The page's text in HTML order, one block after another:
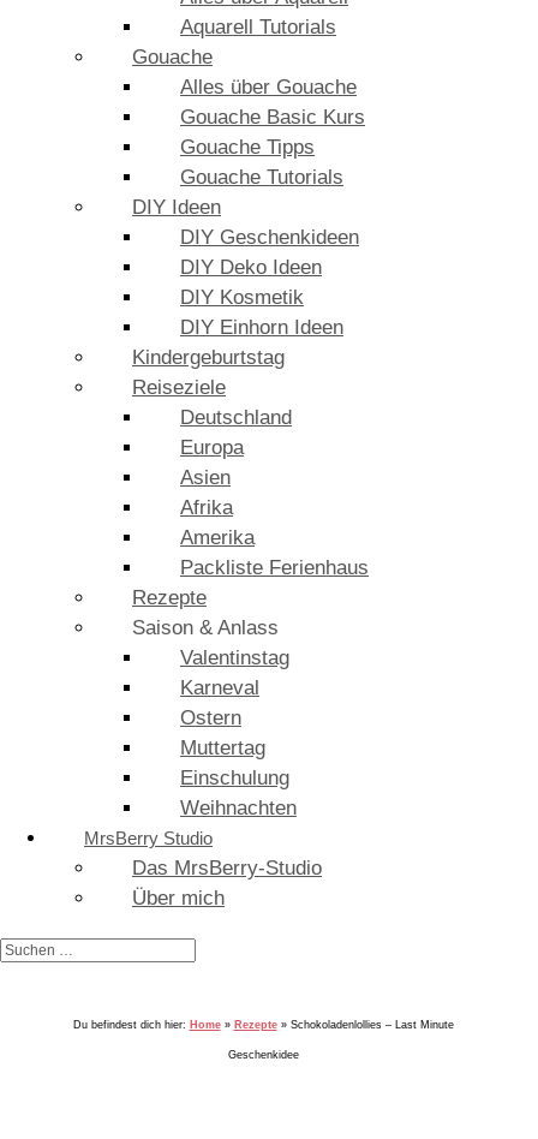
Aquarell Tutorials
Gouache
Alles über Gouache
Gouache Basic Kurs
Gouache Tipps
Gouache Tutorials
DIY Ideen
DIY Geschenkideen
DIY Deko Ideen
DIY Kosmetik
DIY Einhorn Ideen
Kindergeburtstag
Reiseziele
Deutschland
Europa
Asien
Afrika
Amerika
Packliste Ferienhaus
Rezepte
Saison & Anlass
Valentinstag
Karneval
Ostern
Muttertag
Einschulung
Weihnachten
MrsBerry Studio
Das MrsBerry-Studio
Über mich
Du befindest dich hier: Home» Rezepte» Schokoladenlollies – Last Minute
Geschenkidee